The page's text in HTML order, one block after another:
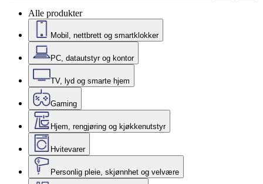
Alle produkter
Mobil, nettbrett og smartklokker
PC, datautstyr og kontor
TV, lyd og smarte hjem
Gaming
Hjem, rengjøring og kjøkkenutstyr
Hvitevarer
Personlig pleie, skjønnhet og velvære